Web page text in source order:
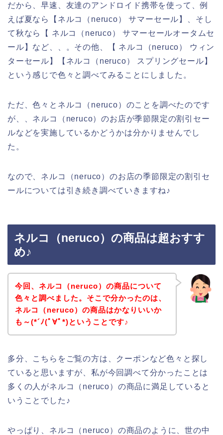
だから、早速、友達のアンドロイド携帯を使って、例
えば夏なら【ネルコ（neruco） サマーセール】、そし
て秋なら【 ネルコ（neruco） サマーセールオータムセ
ール】など、、。その他、【 ネルコ（neruco） ウィン
ターセール】【ネルコ（neruco） スプリングセール】
という感じで色々と調べてみることにしました。
ただ、色々とネルコ（neruco）のことを調べたのです
が、、ネルコ（neruco）のお店が季節限定の割引セー
ルなどを実施しているかどうかは分かりませんでし
た。
なので、ネルコ（neruco）のお店の季節限定の割引セ
ールについては引き続き調べていきますね♪
ネルコ（neruco）の商品は超おすす
め♪
今回、ネルコ（neruco）の商品について
色々と調べました。そこで分かったのは、
ネルコ（neruco）の商品はかなりいいか
も～(*´ﾉ(ﾟ∀ﾟ*)ということです♪
多分、こちらをご覧の方は、クーポンなど色々と探し
ていると思いますが、私が今回調べて分かったことは
多くの人がネルコ（neruco）の商品に満足していると
いうことでした♪
やっぱり、ネルコ（neruco）の商品のように、世の中